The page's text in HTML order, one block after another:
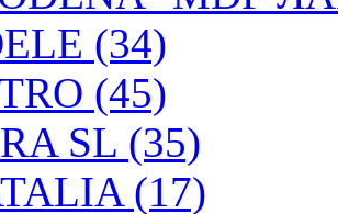
(34)
(45)
SL (35)
(17)